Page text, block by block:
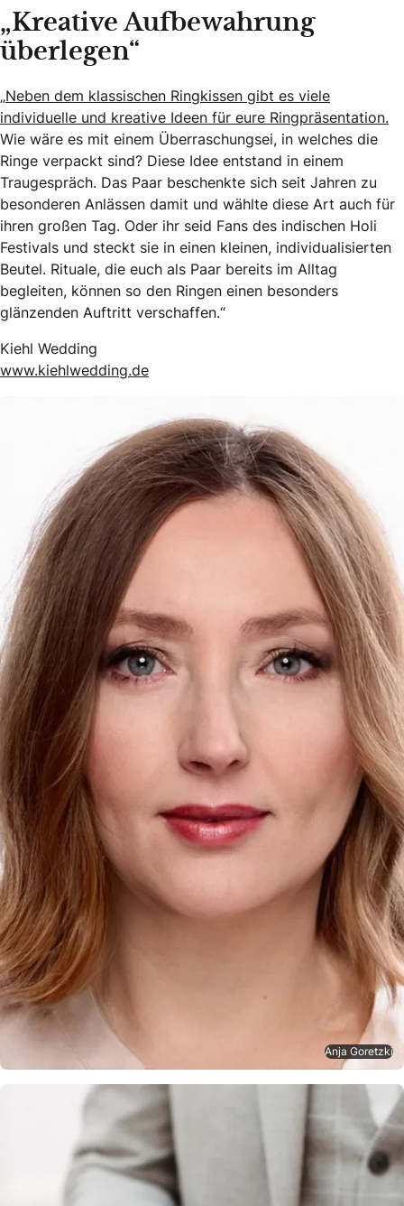
„Kreative Aufbewahrung
überlegen“
„Neben dem klassischen Ringkissen gibt es viele
individuelle und kreative Ideen für eure Ringpräsentation.
Wie wäre es mit einem Überraschungsei, in welches die
Ringe verpackt sind? Diese Idee entstand in einem
Traugespräch. Das Paar beschenkte sich seit Jahren zu
besonderen Anlässen damit und wählte diese Art auch für
ihren großen Tag. Oder ihr seid Fans des indischen Holi
Festivals und steckt sie in einen kleinen, individualisierten
Beutel. Rituale, die euch als Paar bereits im Alltag
begleiten, können so den Ringen einen besonders
glänzenden Auftritt verschaffen.“
Kiehl Wedding
www.kiehlwedding.de
Anja Goretzki